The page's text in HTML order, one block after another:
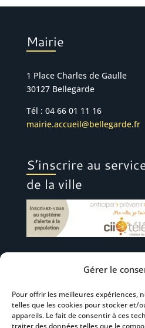
Gérer le
Pour offrir les meilleures expériences,
telles que les cookies pour stocker et/
appareils. Le fait de consentir à ces
traiter des données telles que le
Mairie
1 Place Charles de Gaulle
30127 Bellegarde
Tél : 04 66 01 11 16
mairie.accueil@bellegarde.fr
S’inscrire au
de la ville
Suivez-nous